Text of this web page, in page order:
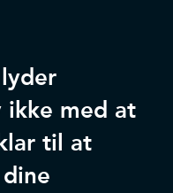
ikke med at
til at